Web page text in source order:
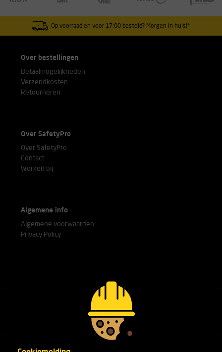
Op voorraad en voor 17:00 besteld? Morgen in huis!*
Over bestellingen
Betaalmogelijkheden
Verzendkosten
Retourneren
Over SafetyPro
Over SafetyPro
Contact
Werken bij
Algemene info
Algemene voorwaarden
Privacy Policy
Bel met onze experts
+31(0)76 751 25 18